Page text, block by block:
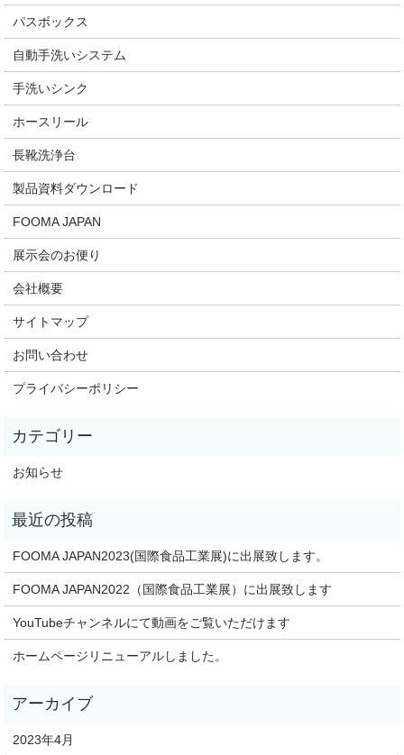
パスボックス
自動手洗いシステム
手洗いシンク
ホースリール
長靴洗浄台
製品資料ダウンロード
FOOMA JAPAN
展示会のお便り
会社概要
サイトマップ
お問い合わせ
プライバシーポリシー
お知らせ
FOOMA JAPAN2023(国際食品工業展)に出展致します。
FOOMA JAPAN2022（国際食品工業展）に出展致します
YouTubeチャンネルにて動画をご覧いただけます
ホームページリニューアルしました。
2023年4月